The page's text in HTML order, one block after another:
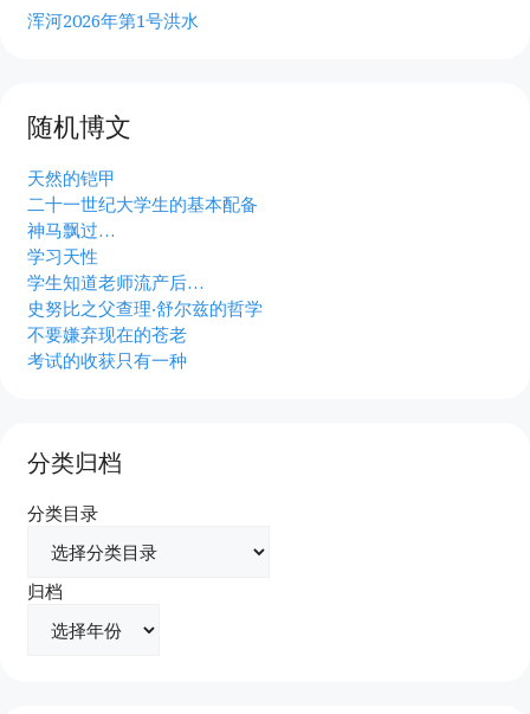
浑河2026年第1号洪水
随机博文
天然的铠甲
二十一世纪大学生的基本配备
神马飘过…
学习天性
学生知道老师流产后…
史努比之父查理‧舒尔兹的哲学
不要嫌弃现在的苍老
考试的收获只有一种
分类归档
分类目录
归档